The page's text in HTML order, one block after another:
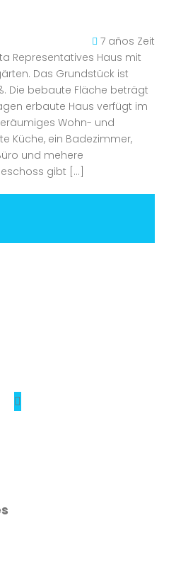
7 años Zeit
Representatives Haus mit
Das Grundstück ist
Die bebaute Fläche beträgt
erbaute Haus verfügt im
Wohn- und
Küche, ein Badezimmer,
und mehere
gibt […]